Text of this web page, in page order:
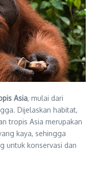
Asia, mulai dari
Dijelaskan habitat,
tropis Asia merupakan
kaya, sehingga
untuk konservasi dan